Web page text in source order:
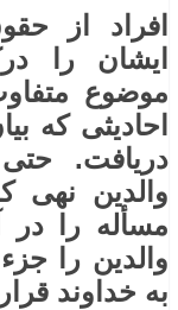
افراد از
ایشان را
موضوع
احادیثی که
دریافت.
والدین نهی
مسأله را در
والدین را
به خداوند